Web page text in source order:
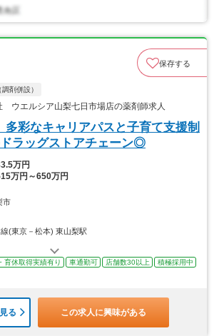
保存する
剤併設）
ウエルシア山梨七日市場店の薬剤師求人
多彩なキャリアパスと子育て支援制
ラッグストアチェーン◎
万円
万円～650万円
市
線(東京－松本) 東山梨駅
育休取得実績有り 車通勤可 店舗数30以上
積極採用中
る この求人に興味がある